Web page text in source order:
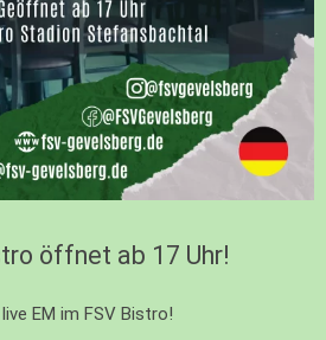
öffnet ab 17 Uhr!
EM im FSV Bistro!